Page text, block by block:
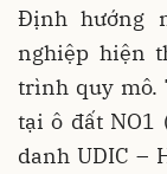
Định hướng
nghiệp hiện
trình quy mô.
tại ô đất
danh UDIC –